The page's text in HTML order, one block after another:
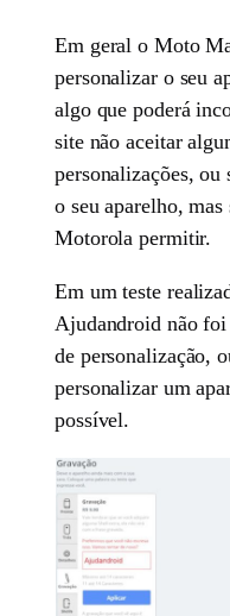
Em geral o Moto
personalizar o seu
algo que poderá
site não aceitar
personalizações, ou
o seu aparelho,
Motorola permitir.
Em um teste
Ajudandroid não
de personalização,
personalizar um
possível.